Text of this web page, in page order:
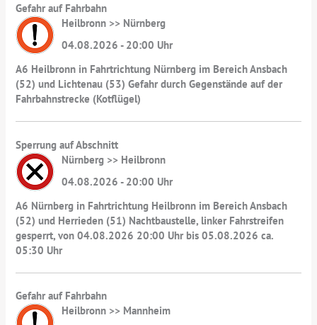
Gefahr auf Fahrbahn
Heilbronn >> Nürnberg
04.08.2026 - 20:00 Uhr
A6 Heilbronn in Fahrtrichtung Nürnberg im Bereich Ansbach
(52) und Lichtenau (53) Gefahr durch Gegenstände auf der
Fahrbahnstrecke (Kotflügel)
Sperrung auf Abschnitt
Nürnberg >> Heilbronn
04.08.2026 - 20:00 Uhr
A6 Nürnberg in Fahrtrichtung Heilbronn im Bereich Ansbach
(52) und Herrieden (51) Nachtbaustelle, linker Fahrstreifen
gesperrt, von 04.08.2026 20:00 Uhr bis 05.08.2026 ca.
05:30 Uhr
Gefahr auf Fahrbahn
Heilbronn >> Mannheim